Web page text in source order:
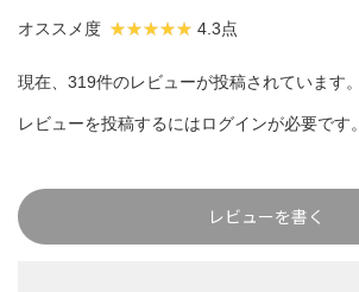
オススメ度 4.3点
現在、319件のレビューが投稿されています。
レビューを投稿するにはログインが必要です。
レビューを書く